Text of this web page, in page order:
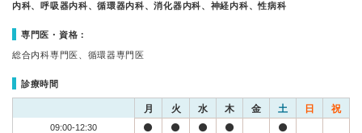
内科、呼吸器内科、循環器内科、消化器内科、神経内科、性病科
専門医・資格：
総合内科専門医、循環器専門医
診療時間
月 火 水 木 金 土 日 祝
09:00-12:30